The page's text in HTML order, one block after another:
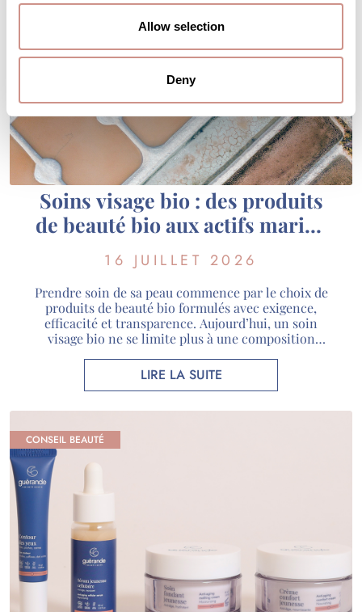
Allow selection
Deny
Soins visage bio : des produits
de beauté bio aux actifs marins
de Guérande
16 JUILLET 2026
Prendre soin de sa peau commence par le choix de
produits de beauté bio formulés avec exigence,
efficacité et transparence. Aujourd’hui, un soin
visage bio ne se limite plus à une composition
sélectionnés, des certifications reconnues et une
véritable expertise scientifique. Chez Guérande
LIRE LA SUITE
CONSEIL BEAUTÉ